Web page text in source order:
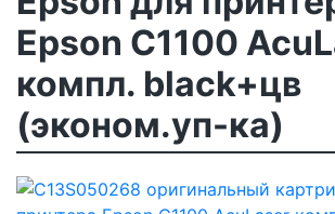
Epson C1100
компл. black+цв
(эконом.уп-ка)